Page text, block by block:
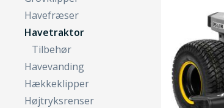
Havefræser
Havetraktor
Tilbehør
Havevanding
Hækkeklipper
Højtryksrenser